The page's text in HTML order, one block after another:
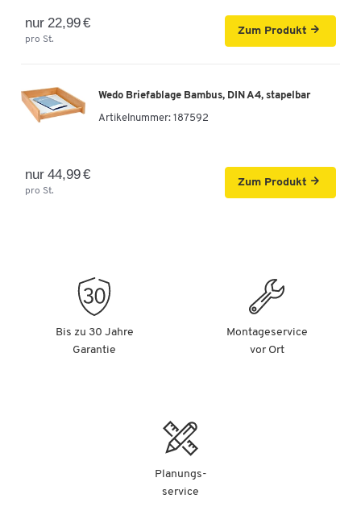
nur 22,99 €
pro St.
Zum Produkt
Wedo Briefablage Bambus, DIN A4, stapelbar
Artikelnummer: 187592
nur 44,99 €
pro St.
Zum Produkt
Bis zu 30 Jahre
Garantie
Montageservice
vor Ort
Planungs-
service